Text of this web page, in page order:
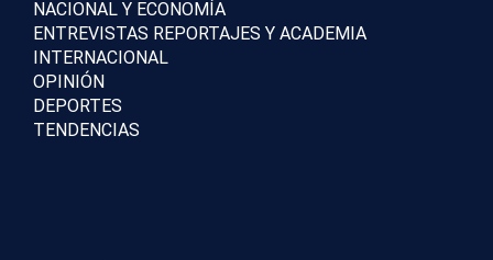
NACIONAL Y ECONOMÍA
ENTREVISTAS REPORTAJES Y ACADEMIA
INTERNACIONAL
OPINIÓN
DEPORTES
TENDENCIAS